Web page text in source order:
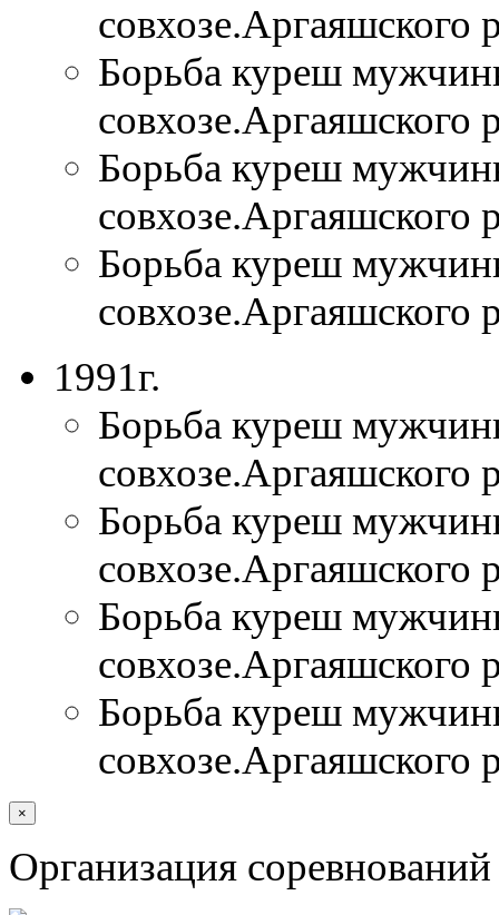
совхозе.Аргаяшского
Борьба куреш
совхозе.Аргаяшского
Борьба куреш
совхозе.Аргаяшского
Борьба куреш
совхозе.Аргаяшского
1991г.
Борьба куреш
совхозе.Аргаяшского
Борьба куреш
совхозе.Аргаяшского
Борьба куреш
совхозе.Аргаяшского
Борьба куреш
совхозе.Аргаяшского
×
Организация